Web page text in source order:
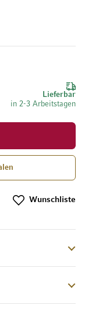
Lieferbar
in 2-3 Arbeitstagen
Wunschliste